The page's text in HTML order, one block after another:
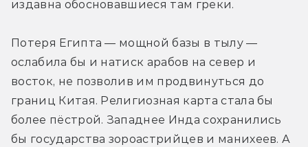
издавна обосновавшиеся там греки.
Потеря Египта — мощной базы в тылу —
ослабила бы и натиск арабов на север и
восток, не позволив им продвинуться до
границ Китая. Религиозная карта стала бы
более пёстрой. Западнее Инда сохранились
бы государства зороастрийцев и манихеев. А